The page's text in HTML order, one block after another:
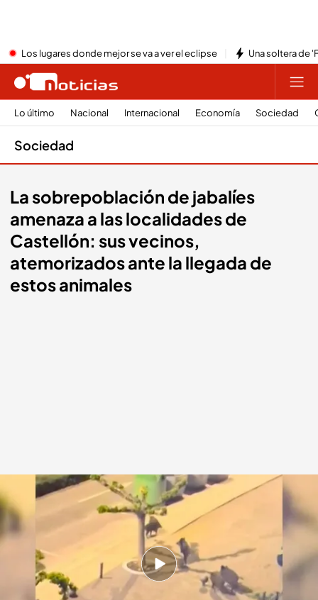
Los lugares donde mejor se va a ver el eclipse Una soltera de
Lo último Nacional Internacional Economía Sociedad
Sociedad
La sobrepoblación de jabalíes
amenaza a las localidades de
Castellón: sus vecinos,
atemorizados ante la llegada de
estos animales
Los jabalíes amenazan a varias localidades de Castellón
Redacción digital Noticias Cuatro
La llegada masiva de jabalíes, amenazan a